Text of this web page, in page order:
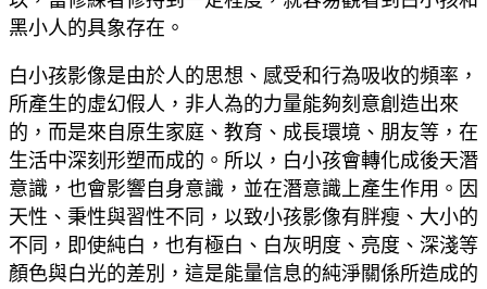
黑小人的具象存在。
白小孩影像是由於人的思想、感受和行為吸收的頻率，
所產生的虛幻假人，非人為的力量能夠刻意創造出來
的，而是來自原生家庭、教育、成長環境、朋友等，在
生活中深刻形塑而成的。所以，白小孩會轉化成後天潛
意識，也會影響自身意識，並在潛意識上產生作用。因
天性、秉性與習性不同，以致小孩影像有胖瘦、大小的
不同，即使純白，也有極白、白灰明度、亮度、深淺等
顏色與白光的差別，這是能量信息的純淨關係所造成的